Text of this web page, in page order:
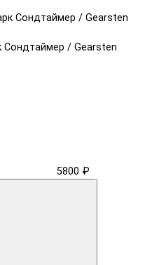
Сондтаймер / Gearsten
5800 ₽